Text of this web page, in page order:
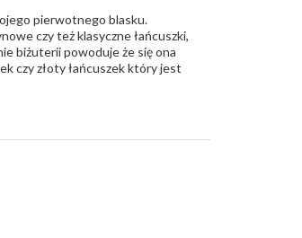
pierwotnego blasku.
czy też klasyczne łańcuszki,
biżuterii powoduje że się ona
czy złoty łańcuszek który jest